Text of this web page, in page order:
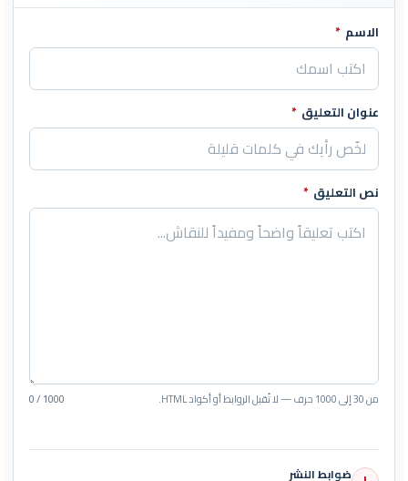
اترك هذا الحقل فارغاً
الاسم *
عنوان التعليق *
نص التعليق *
من 30 إلى 1000 حرف — لا تُقبل الروابط أو أكواد HTML. 0 / 1000
ضوابط النشر